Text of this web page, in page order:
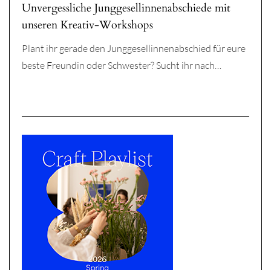
Unvergessliche Junggesellinnenabschiede mit
unseren Kreativ-Workshops
Plant ihr gerade den Junggesellinnenabschied für eure
beste Freundin oder Schwester? Sucht ihr nach…